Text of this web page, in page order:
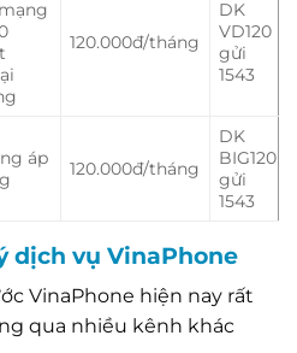
120.000đ/tháng
DK
VD120
gửi
1543
áp
120.000đ/tháng
DK
BIG120
gửi
1543
dịch vụ VinaPhone
VinaPhone hiện nay rất
qua nhiều kênh khác